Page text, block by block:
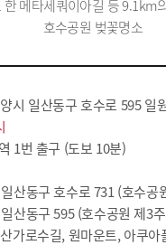
한 메타세쿼이아길 등 9.1km
호수공원 벚꽃명소
시 일산동구 호수로 595 일
1번 출구 (도보 10분)
산동구 호수로 731 (호수공
산동구 595 (호수공원 제3
가로수길, 원마운트, 아쿠